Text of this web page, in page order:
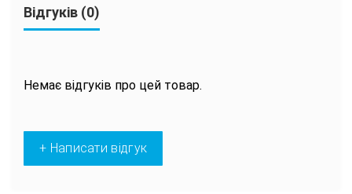
Відгуків (0)
Немає відгуків про цей товар.
+ Написати відгук